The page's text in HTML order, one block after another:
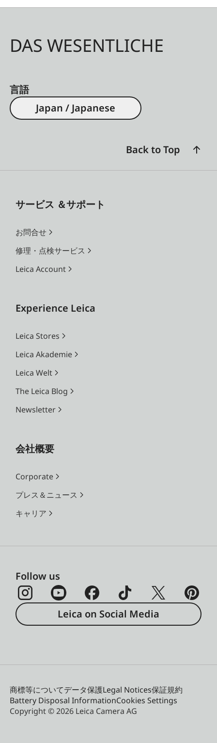
DAS WESENTLICHE
言語
Japan / Japanese
Back to Top
サービス ＆サポート
お問合せ
修理・点検サービス
Leica Account
Experience Leica
Leica Stores
Leica Akademie
Leica Welt
The Leica Blog
Newsletter
会社概要
Corporate
プレス＆ニュース
キャリア
Follow us
Leica on Social Media
商標等についてデータ保護Legal Notices保証規約
Battery Disposal InformationCookies Settings
Copyright © 2026 Leica Camera AG